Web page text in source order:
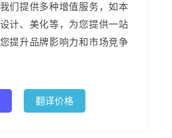
们提供多种增值服务，如本
计、美化等，为您提供一站
提升品牌影响力和市场竞争
翻译价格